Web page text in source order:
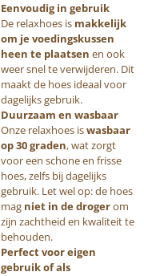
Eenvoudig in gebruik
De relaxhoes is makkelijk
om je voedingskussen
heen te plaatsen en ook
weer snel te verwijderen. Dit
maakt de hoes ideaal voor
dagelijks gebruik.
Duurzaam en wasbaar
Onze relaxhoes iswasbaar
op 30 graden, wat zorgt
voor een schone en frisse
hoes, zelfs bij dagelijks
gebruik. Let wel op: de hoes
mag niet in de drogerom
zijn zachtheid en kwaliteit te
behouden.
Perfect voor eigen
gebruik of als